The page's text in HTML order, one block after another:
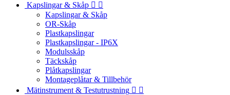
Kapslingar & Skåp  
Kapslingar & Skåp
OR-Skåp
Plastkapslingar
Plastkapslingar - IP6X
Modulsskåp
Täckskåp
Plåtkapslingar
Montageplåtar & Tillbehör
Mätinstrument & Testutrustning  